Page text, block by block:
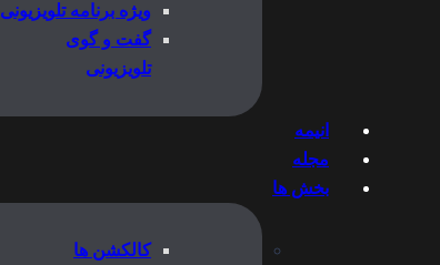
ویژه برنامه تلویزیونی
گفت و گوی
تلویزیونی
انیمه
مجله
بخش ها
کالکشن ها